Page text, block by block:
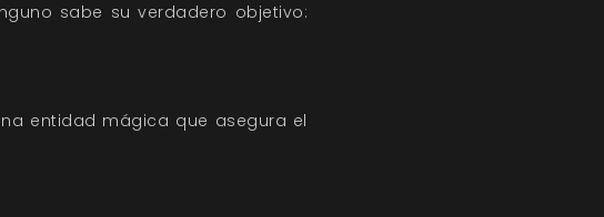
sabe su verdadero objetivo:
entidad mágica que asegura el